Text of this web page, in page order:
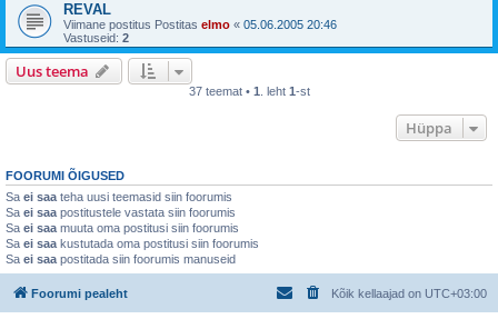
REVAL
Viimane postitus Postitas elmo « 05.06.2005 20:46
Vastuseid: 2
Uus teema
37 teemat • 1 . leht 1-st
Hüppa
FOORUMI ÕIGUSED
Sa ei saa teha uusi teemasid siin foorumis
Sa ei saa postitustele vastata siin foorumis
Sa ei saa muuta oma postitusi siin foorumis
Sa ei saa kustutada oma postitusi siin foorumis
Sa ei saa postitada siin foorumis manuseid
Foorumi pealeht Kõik kellaajad on UTC+03:00